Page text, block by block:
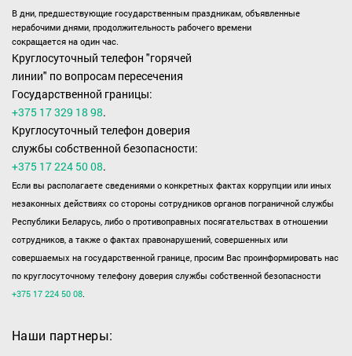
В дни, предшествующие государственным праздникам, объявленные
нерабочими днями, продолжительность рабочего времени
сокращается на один час.
Круглосуточный телефон "горячей
линии" по вопросам пересечения
Государственной границы:
+375 17 329 18 98.
Круглосуточный телефон доверия
службы собственной безопасности:
+375 17 224 50 08.
Если вы располагаете сведениями о конкретных фактах коррупции или иных
незаконных действиях со стороны сотрудников органов пограничной службы
Республики Беларусь, либо о противоправных посягательствах в отношении
сотрудников, а также о фактах правонарушений, совершенных или
совершаемых на государственной границе, просим Вас проинформировать нас
по круглосуточному телефону доверия службы собственной безопасности
+375 17 224 50 08.
Наши партнеры: